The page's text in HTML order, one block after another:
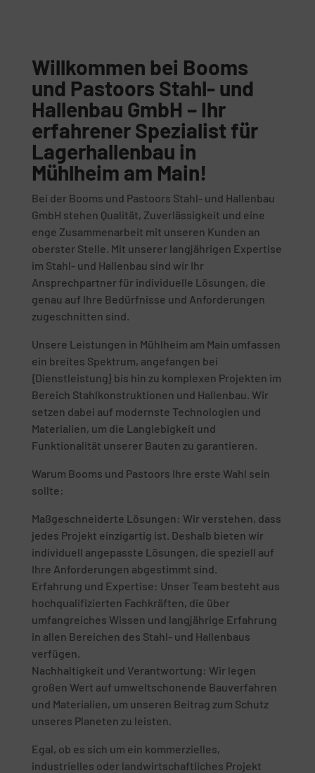
Willkommen bei Booms
und Pastoors Stahl- und
Hallenbau GmbH – Ihr
erfahrener Spezialist für
Lagerhallenbau in
Mühlheim am Main!
Bei der Booms und Pastoors Stahl- und Hallenbau
GmbH stehen Qualität, Zuverlässigkeit und eine
enge Zusammenarbeit mit unseren Kunden an
oberster Stelle. Mit unserer langjährigen Expertise
im Stahl- und Hallenbau sind wir Ihr
Ansprechpartner für individuelle Lösungen, die
genau auf Ihre Bedürfnisse und Anforderungen
zugeschnitten sind.
Unsere Leistungen in Mühlheim am Main umfassen
ein breites Spektrum, angefangen bei
{Dienstleistung} bis hin zu komplexen Projekten im
Bereich Stahlkonstruktionen und Hallenbau. Wir
setzen dabei auf modernste Technologien und
Materialien, um die Langlebigkeit und
Funktionalität unserer Bauten zu garantieren.
Warum Booms und Pastoors Ihre erste Wahl sein
sollte:
Maßgeschneiderte Lösungen: Wir verstehen, dass
jedes Projekt einzigartig ist. Deshalb bieten wir
individuell angepasste Lösungen, die speziell auf
Ihre Anforderungen abgestimmt sind.
Erfahrung und Expertise: Unser Team besteht aus
hochqualifizierten Fachkräften, die über
umfangreiches Wissen und langjährige Erfahrung
in allen Bereichen des Stahl- und Hallenbaus
verfügen.
Nachhaltigkeit und Verantwortung: Wir legen
großen Wert auf umweltschonende Bauverfahren
und Materialien, um unseren Beitrag zum Schutz
unseres Planeten zu leisten.
Egal, ob es sich um ein kommerzielles,
industrielles oder landwirtschaftliches Projekt